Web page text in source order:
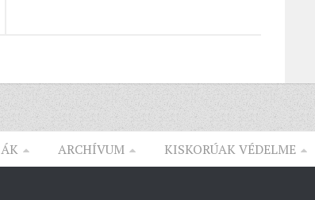
ARCHÍVUM KISKORÚAK VÉDELME